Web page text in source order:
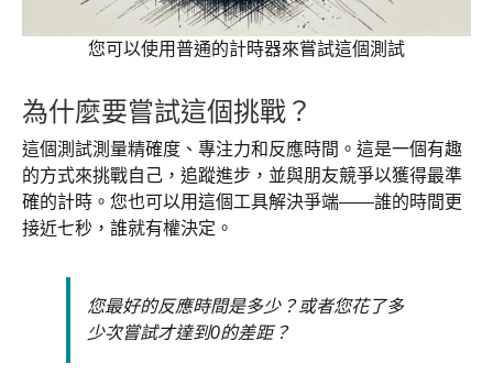
您可以使用普通的計時器來嘗試這個測試
為什麼要嘗試這個挑戰？
這個測試測量精確度、專注力和反應時間。這是一個有趣
的方式來挑戰自己，追蹤進步，並與朋友競爭以獲得最準
確的計時。您也可以用這個工具解決爭端——誰的時間更
接近七秒，誰就有權決定。
您最好的反應時間是多少？或者您花了多
少次嘗試才達到0的差距？